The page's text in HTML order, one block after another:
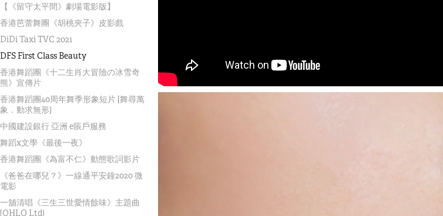
【《留守太平間》劇場電影版】
香港芭蕾舞團《胡桃夾子》皮影戲
DiDi Taxi TVC 2021
DFS First Class Beauty
香港舞蹈團《十二生肖大冒險の冰雪奇
熊》宣傳片
香港舞蹈團40周年舞季形象短片 [舞尋萬
象．動求無形]
中國建設銀行 亞洲 e賬戶服務
舞蹈x文學《最後一夜》
香港舞蹈團《為富不仁》動態歌詞影片
《爸爸在哪兒？》一線通平安鐘2020 微
電影
一舖清唱《三生三世愛情餘味》主題曲
[OHLO Ltd]